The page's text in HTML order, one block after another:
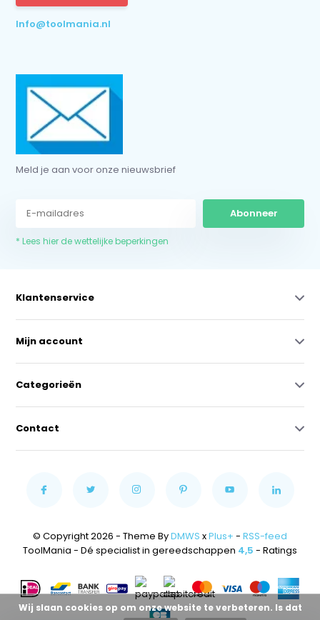
Info@toolmania.nl
Meld je aan voor onze nieuwsbrief
Abonneer
* Lees hier de wettelijke beperkingen
Klantenservice
Mijn account
Categorieën
Contact
© Copyright 2026 - Theme ByDMWS xPlus+ - RSS-feed
ToolMania - Dé specialist in gereedschappen 4,5 - Ratings
Wij slaan cookies op om onze website te verbeteren. Is dat